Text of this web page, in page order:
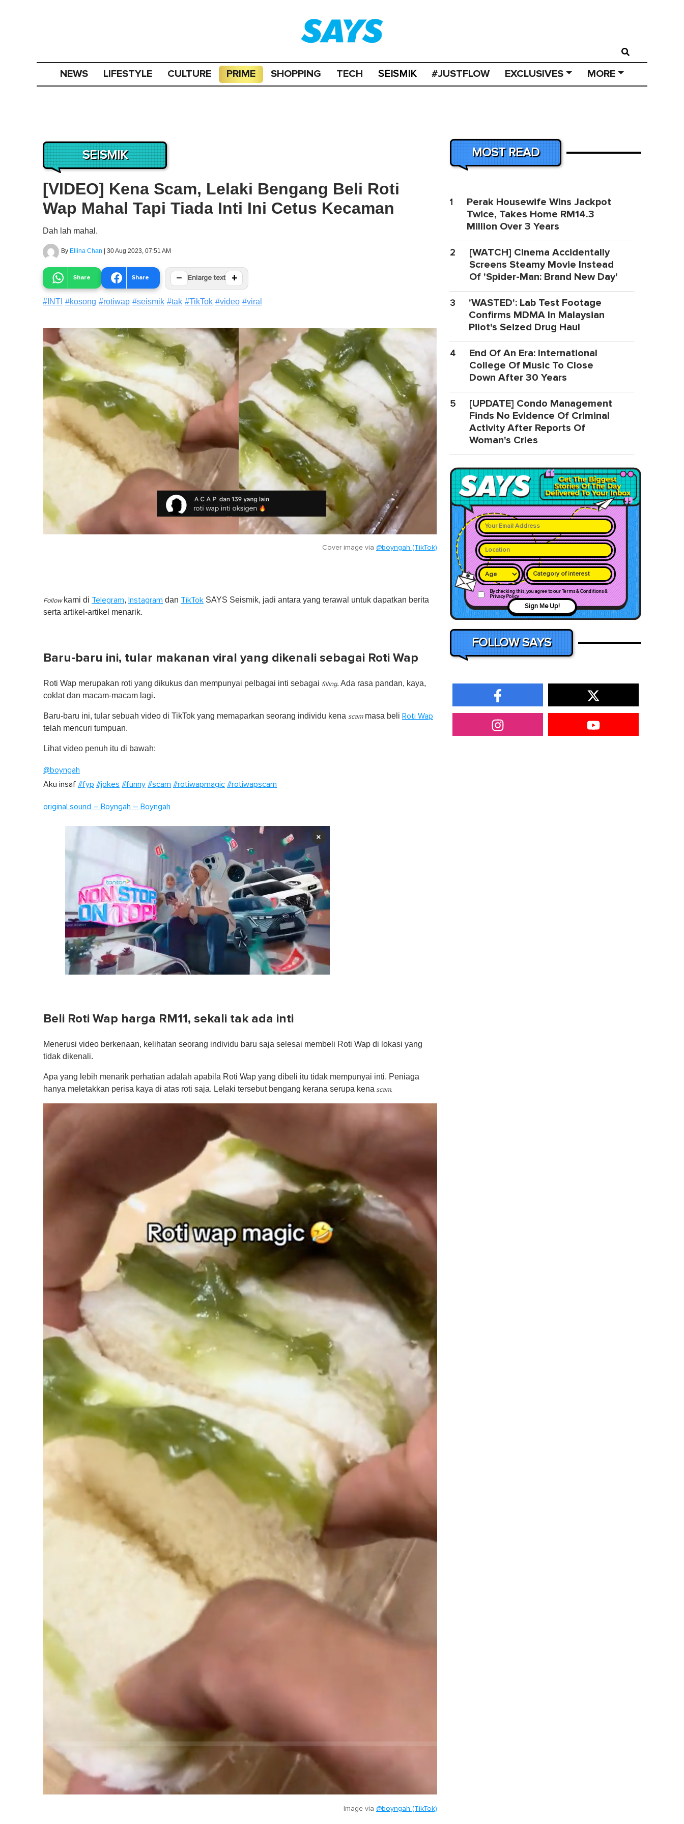
NEWS LIFESTYLE CULTURE PRIME SHOPPING TECH SEISMIK #JUSTFLOW EXCLUSIVES MORE
SEISMIK
[VIDEO] Kena Scam, Lelaki Bengang Beli Roti
Wap Mahal Tapi Tiada Inti Ini Cetus Kecaman
Dah lah mahal.
By Ellina Chan | 30 Aug 2023, 07:51 AM
Share Share − Enlarge text +
# INTI #kosong #rotiwap #seismik #tak #TikTok #video #viral
Cover image via @boyngah (TikTok)
Follow kami di Telegram, Instagram dan TikTok SAYS Seismik, jadi antara yang terawal untuk dapatkan berita
serta artikel-artikel menarik.
Baru-baru ini, tular makanan viral yang dikenali sebagai Roti Wap
Roti Wap merupakan roti yang dikukus dan mempunyai pelbagai inti sebagai filling. Ada rasa pandan, kaya,
coklat dan macam-macam lagi.
Baru-baru ini, tular sebuah video di TikTok yang memaparkan seorang individu kena scammasa beli Roti Wap
telah mencuri tumpuan.
Lihat video penuh itu di bawah:
@boyngah
Aku insaf #fyp #jokes #funny #scam #rotiwapmagic #rotiwapscam
original sound – Boyngah – Boyngah
×
0 Volume
Beli Roti Wap harga RM11, sekali tak ada inti
Menerusi video berkenaan, kelihatan seorang individu baru saja selesai membeli Roti Wap di lokasi yang
tidak dikenali.
Apa yang lebih menarik perhatian adalah apabila Roti Wap yang dibeli itu tidak mempunyai inti. Peniaga
hanya meletakkan perisa kaya di atas roti saja. Lelaki tersebut bengang kerana serupa kena scam.
Image via @boyngah (TikTok)
MOST READ
1
Perak Housewife Wins Jackpot
Twice, Takes Home RM14.3
Million Over 3 Years
2
[WATCH] Cinema Accidentally
Screens Steamy Movie Instead
Of 'Spider-Man: Brand New Day'
3
'WASTED': Lab Test Footage
Confirms MDMA In Malaysian
Pilot's Seized Drug Haul
4
End Of An Era: International
College Of Music To Close
Down After 30 Years
5
[UPDATE] Condo Management
Finds No Evidence Of Criminal
Activity After Reports Of
Woman's Cries
Category of interest
By checking this, you agree to our Terms & Conditions &
Privacy Policy
Sign Me Up!
FOLLOW SAYS